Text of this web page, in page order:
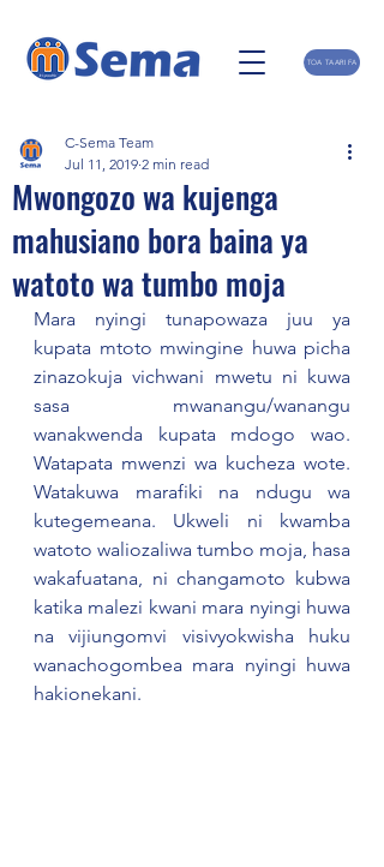
TOA TAARIFA
Mwongozo wa kujenga
mahusiano bora baina ya
watoto wa tumbo moja
C-Sema Team
Jul 11, 2019 2 min read
Mara nyingi tunapowaza juu ya
kupata mtoto mwingine huwa picha
zinazokuja vichwani mwetu ni kuwa
sasa mwanangu/wanangu
wanakwenda kupata mdogo wao.
Watapata mwenzi wa kucheza wote.
Watakuwa marafiki na ndugu wa
kutegemeana. Ukweli ni kwamba
watoto waliozaliwa tumbo moja, hasa
wakafuatana, ni changamoto kubwa
katika malezi kwani mara nyingi huwa
na vijiungomvi visivyokwisha huku
wanachogombea mara nyingi huwa
hakionekani.